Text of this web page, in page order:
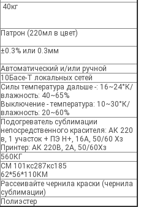
40кг
Патрон (220мл в цвет)
±0.3% или 0.3мм
Автоматический и/или ручной
10Басе-Т локальных сетей
Силы температура дальше -: 16~24°К/
влажность: 40~65%
Выключение - температура: 10~30°К/
влажность: 20~60%
Подогреватель сублимации
непосредственного красителя: АК 220
в, 1 участок + ПЭ Н+, 16А, 50/60 Хз
Принтер: АК 220В, 2А, 50/60Хз
560КГ
СМ 101кс287кс185
62*56*110КМ
Рассеивайте чернила краски (чернила
сублимации)
Полиэстер